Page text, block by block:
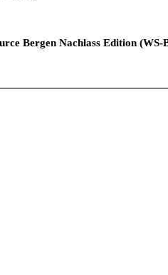
Bergen Nachlass Edition